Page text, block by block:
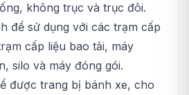
không trục và trục đôi.
để sử dụng với các trạm cấp
cấp liệu bao tải, máy
silo và máy đóng gói.
được trang bị bánh xe, cho